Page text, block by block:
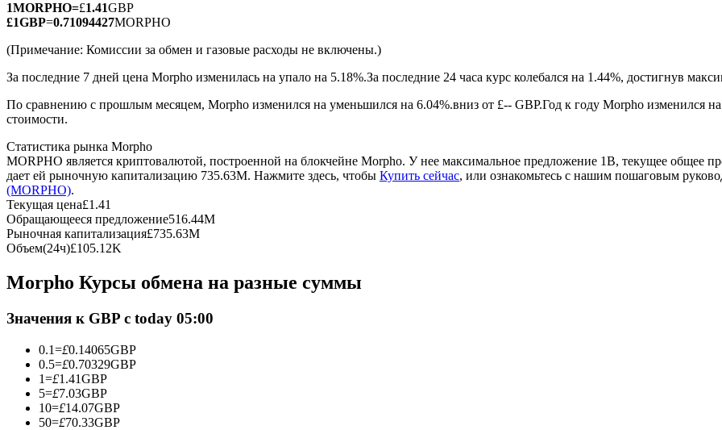
USDC фьючерсы
Фьючерсы с использованием USDC в качестве обеспечения
Копирование торговли
1MORPHO=£1.41GBP
£1GBP=0.71094427MORPHO
(Примечание: Комиссии за обмен и газовые расходы не включены.)
За последние 7 дней цена Morpho изменилась на упало на 5.18%.За последние 24 часа курс колебался на 1.44%, достигнув
По сравнению с прошлым месяцем, Morpho изменился на уменьшился на 6.04%.вниз от £-- GBP.Год к году Morpho изменился
стоимости.
Статистика рынка Morpho
MORPHO является криптовалютой, построенной на блокчейне Morpho. У нее максимальное предложение 1B, текущее общее
дает ей рыночную капитализацию 735.63M. Нажмите здесь, чтобы Купить сейчас, или ознакомьтесь с нашим пошаговым
(MORPHO).
Текущая цена£1.41
Обращающееся предложение516.44M
Рыночная капитализация£735.63M
Объем(24ч)£105.12K
Morpho Курсы обмена на разные суммы
Значения к GBP с today 05:00
0.1=£0.14065GBP
0.5=£0.70329GBP
1=£1.41GBP
5=£7.03GBP
10=£14.07GBP
50=£70.33GBP